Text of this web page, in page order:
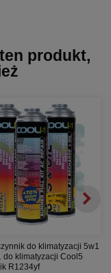
produkt,
do klimatyzacji 5w1
do klimatyzacji Cool5
R1234yf